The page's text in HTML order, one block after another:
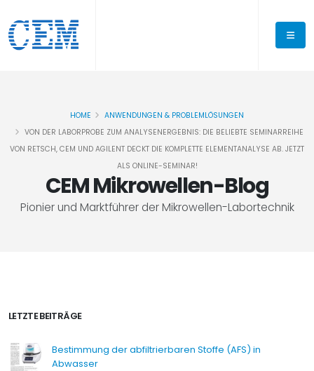
CEM Mikrowellen-Blog
Pionier und Marktführer der Mikrowellen-Labortechnik
HOME
ANWENDUNGEN & PROBLEMLÖSUNGEN
VON DER LABORPROBE ZUM ANALYSENERGEBNIS: DIE BELIEBTE SEMINARREIHE
VON RETSCH, CEM UND AGILENT DECKT DIE KOMPLETTE ELEMENTANALYSE AB. JETZT
ALS ONLINE-SEMINAR!
LETZTE BEITRÄGE
Bestimmung der abfiltrierbaren Stoffe (AFS) in
Abwasser